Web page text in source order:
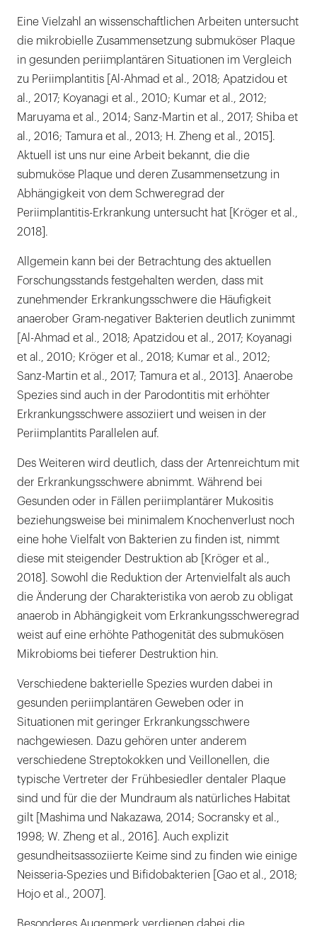
Eine Vielzahl an wissenschaftlichen Arbeiten untersucht
die mikrobielle Zusammensetzung submuköser Plaque
in gesunden periimplantären Situationen im Vergleich
zu Periimplantitis [Al-Ahmad et al., 2018; Apatzidou et
al., 2017; Koyanagi et al., 2010; Kumar et al., 2012;
Maruyama et al., 2014; Sanz-Martin et al., 2017; Shiba et
al., 2016; Tamura et al., 2013; H. Zheng et al., 2015].
Aktuell ist uns nur eine Arbeit bekannt, die die
submuköse Plaque und deren Zusammensetzung in
Abhängigkeit von dem Schweregrad der
Periimplantitis-Erkrankung untersucht hat [Kröger et al.,
2018].
Allgemein kann bei der Betrachtung des aktuellen
Forschungsstands festgehalten werden, dass mit
zunehmender Erkrankungsschwere die Häufigkeit
anaerober Gram-negativer Bakterien deutlich zunimmt
[Al-Ahmad et al., 2018; Apatzidou et al., 2017; Koyanagi
et al., 2010; Kröger et al., 2018; Kumar et al., 2012;
Sanz-Martin et al., 2017; Tamura et al., 2013]. Anaerobe
Spezies sind auch in der Parodontitis mit erhöhter
Erkrankungsschwere assoziiert und weisen in der
Periimplantits Parallelen auf.
Des Weiteren wird deutlich, dass der Artenreichtum mit
der Erkrankungsschwere abnimmt. Während bei
Gesunden oder in Fällen periimplantärer Mukositis
beziehungsweise bei minimalem Knochenverlust noch
eine hohe Vielfalt von Bakterien zu finden ist, nimmt
diese mit steigender Destruktion ab [Kröger et al.,
2018]. Sowohl die Reduktion der Artenvielfalt als auch
die Änderung der Charakteristika von aerob zu obligat
anaerob in Abhängigkeit vom Erkrankungsschweregrad
weist auf eine erhöhte Pathogenität des submukösen
Mikrobioms bei tieferer Destruktion hin.
Verschiedene bakterielle Spezies wurden dabei in
gesunden periimplantären Geweben oder in
Situationen mit geringer Erkrankungsschwere
nachgewiesen. Dazu gehören unter anderem
verschiedene Streptokokken und Veillonellen, die
typische Vertreter der Frühbesiedler dentaler Plaque
sind und für die der Mundraum als natürliches Habitat
gilt [Mashima und Nakazawa, 2014; Socransky et al.,
1998; W. Zheng et al., 2016]. Auch explizit
gesundheitsassoziierte Keime sind zu finden wie einige
Neisseria-Spezies und Bifidobakterien [Gao et al., 2018;
Hojo et al., 2007].